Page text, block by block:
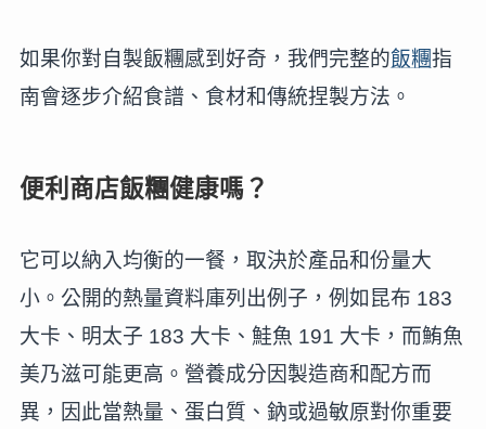
如果你對自製飯糰感到好奇，我們完整的飯糰指
南會逐步介紹食譜、食材和傳統捏製方法。
便利商店飯糰健康嗎？
它可以納入均衡的一餐，取決於產品和份量大
小。公開的熱量資料庫列出例子，例如昆布 183
大卡、明太子 183 大卡、鮭魚 191 大卡，而鮪魚
美乃滋可能更高。營養成分因製造商和配方而
異，因此當熱量、蛋白質、鈉或過敏原對你重要